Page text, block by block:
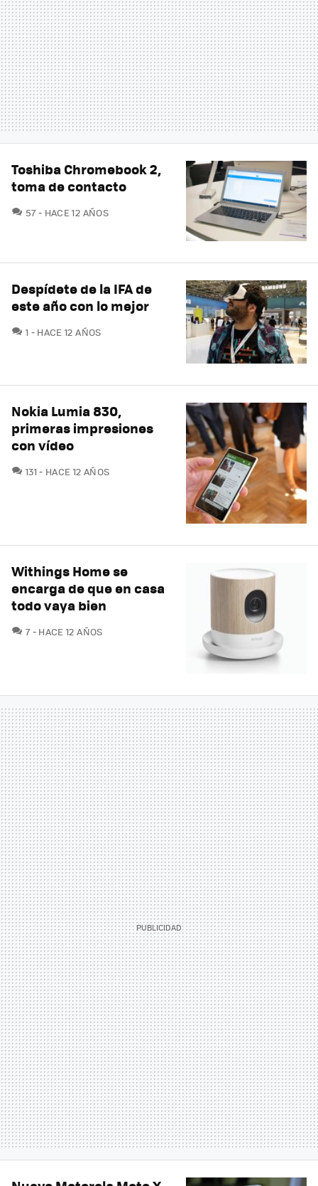
Toshiba Chromebook 2,
toma de contacto
57COMENTARIOS
HACE 12 AÑOS
Despídete de la IFA de
este año con lo mejor
1 COMENTARIOS
HACE 12 AÑOS
Nokia Lumia 830,
primeras impresiones
con vídeo
131 COMENTARIOS
HACE 12 AÑOS
Withings Home se
encarga de que en casa
todo vaya bien
7COMENTARIOS
HACE 12 AÑOS